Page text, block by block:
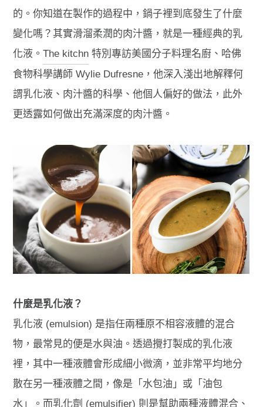
的。你知道在製作的過程中，鍋子裡到底發生了什麼
變化嗎？其實滑溜柔潤的肉汁醬，就是一種經典的乳
化液。The kitchn 特別專訪美國分子料理名廚、哈佛
食物科學講師 Wylie Dufresne，他深入淺出地解釋何
謂乳化液、肉汁醬的科學、他個人偏好的做法，此外
更透露如何做出充滿深度的肉汁醬。
什麼是乳化液？
乳化液 (emulsion) 是指任兩種原不相容液體的混合
物，最常見的便是水與油。透過攪打製成的乳化液
裡，其中一種液體會形成細小微滴，並非常平均地分
散在另一種液體之間，像是「水包油」或「油包
水」。而乳化劑 (emulsifier) 則是幫助兩種液體混合、